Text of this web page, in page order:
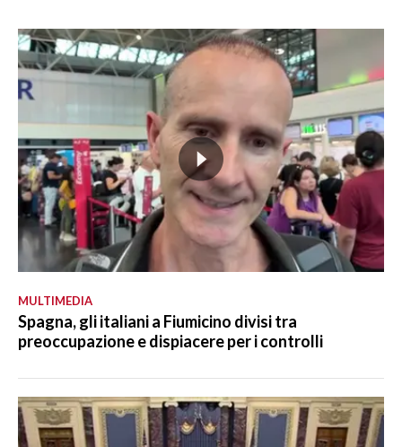
MULTIMEDIA
Spagna, gli italiani a Fiumicino divisi tra
preoccupazione e dispiacere per i controlli